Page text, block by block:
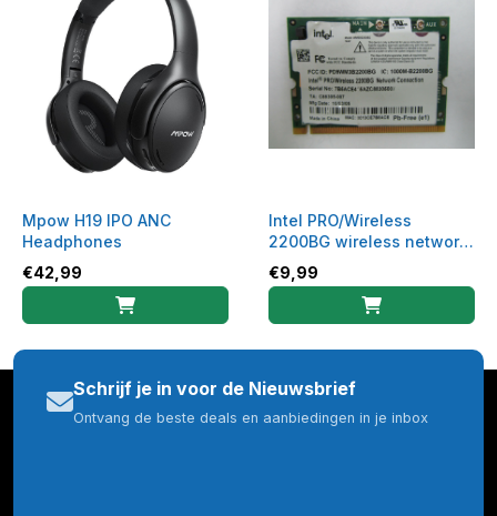
Mpow H19 IPO ANC
Headphones
€42,99
Intel PRO/Wireless
2200BG wireless network
module WLAN
€9,99
Schrijf je in voor de Nieuwsbrief
Ontvang de beste deals en aanbiedingen in je inbox